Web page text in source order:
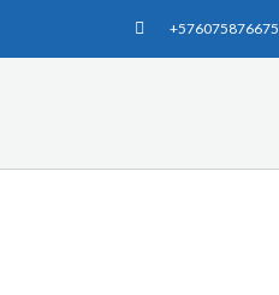
+576075876675